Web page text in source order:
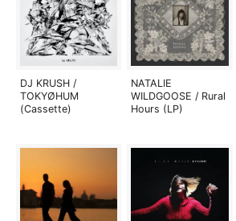
DJ KRUSH /
TOKYØHUM
(Cassette)
NATALIE
WILDGOOSE / Rural
Hours (LP)